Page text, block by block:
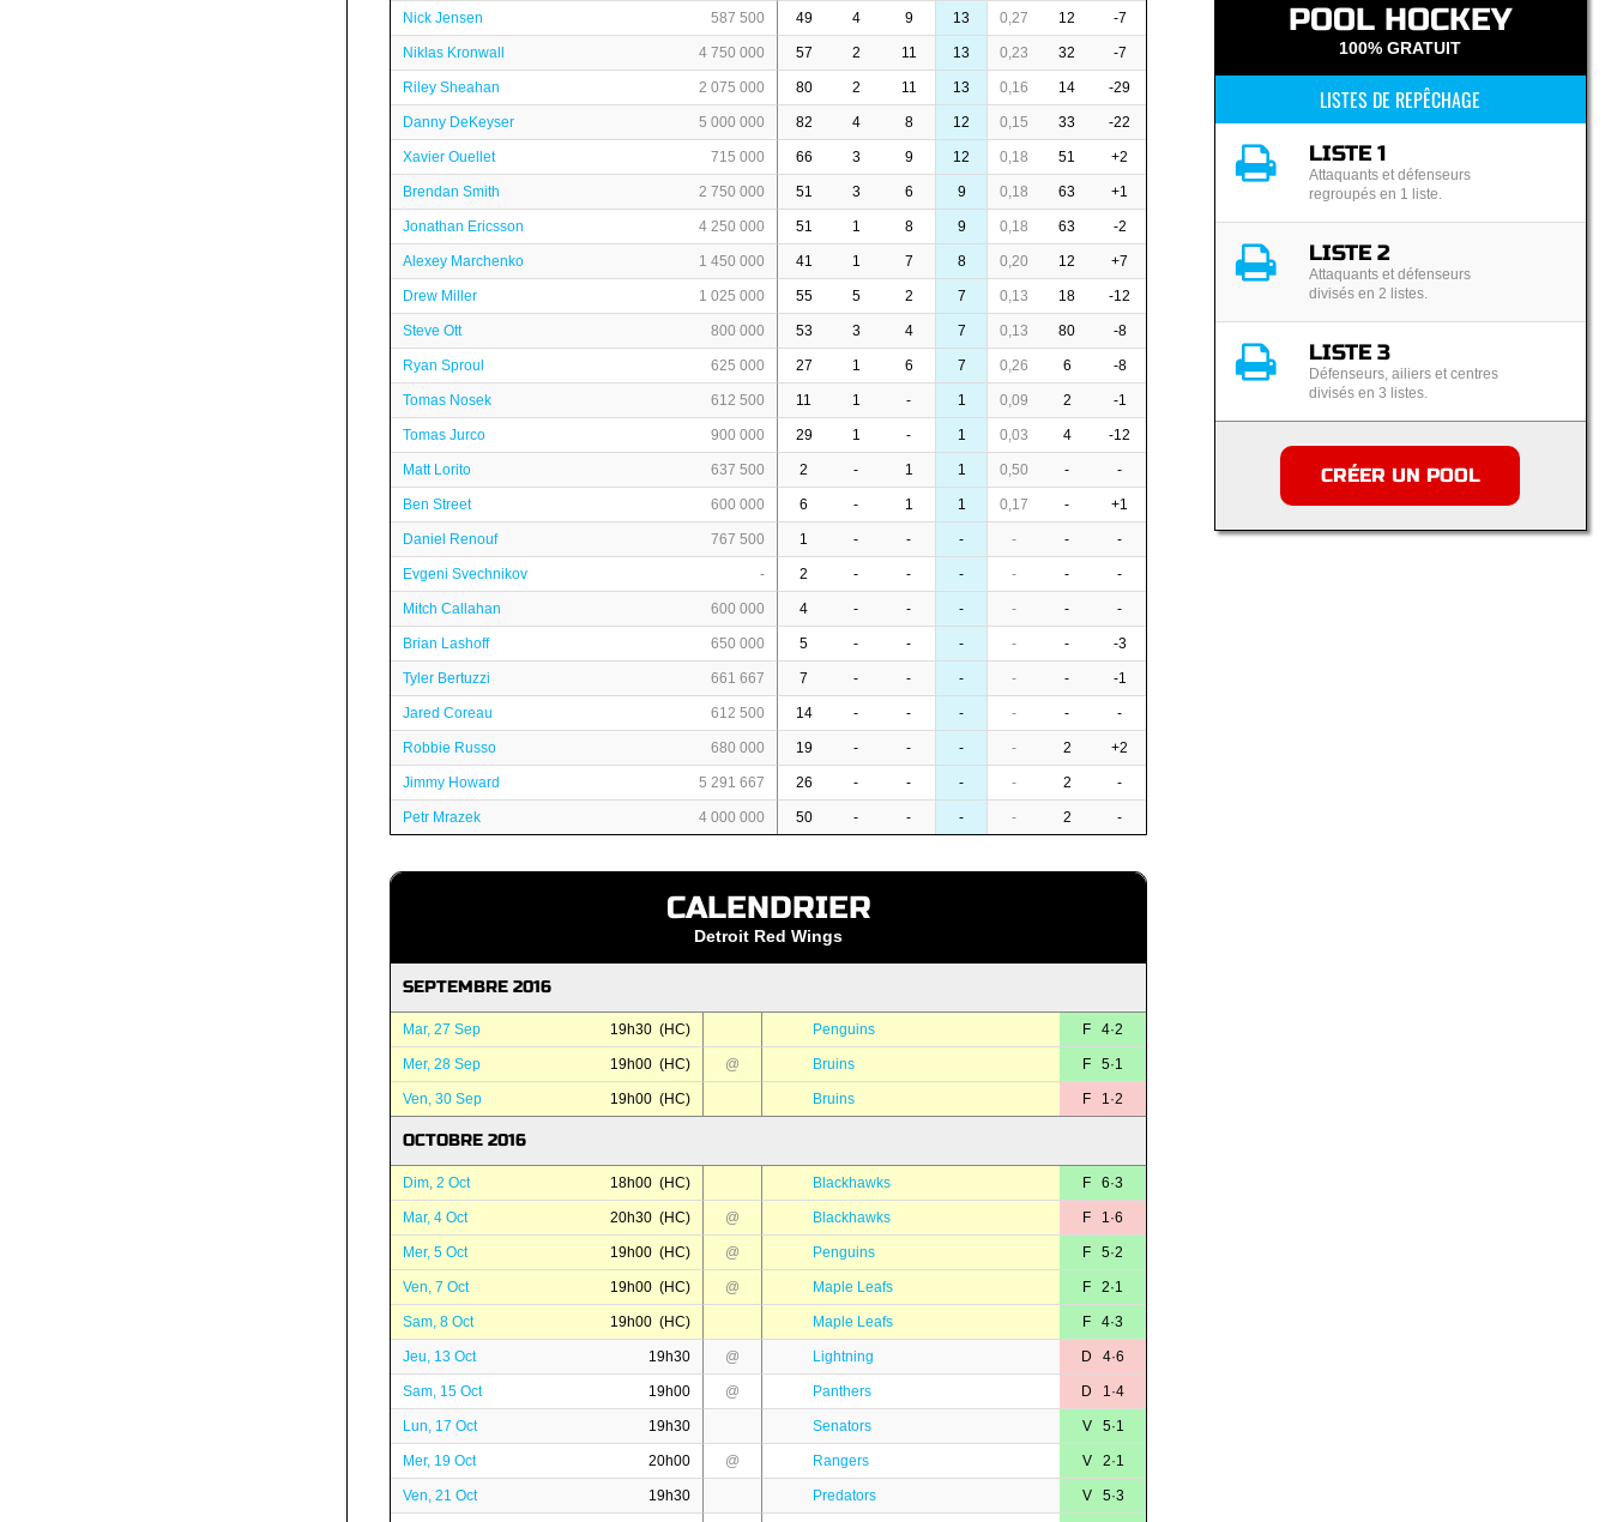
Nick Jensen 587 500 49 4 9 13 0,27 12 -7
Niklas Kronwall 4 750 000 57 2 11 13 0,23 32 -7
Riley Sheahan 2 075 000 80 2 11 13 0,16 14 -29
Danny DeKeyser 5 000 000 82 4 8 12 0,15 33 -22
Xavier Ouellet 715 000 66 3 9 12 0,18 51 +2
Brendan Smith 2 750 000 51 3 6 9 0,18 63 +1
Jonathan Ericsson 4 250 000 51 1 8 9 0,18 63 -2
Alexey Marchenko 1 450 000 41 1 7 8 0,20 12 +7
Drew Miller 1 025 000 55 5 2 7 0,13 18 -12
Steve Ott 800 000 53 3 4 7 0,13 80 -8
Ryan Sproul 625 000 27 1 6 7 0,26 6 -8
Tomas Nosek 612 500 11 1 - 1 0,09 2 -1
Tomas Jurco 900 000 29 1 - 1 0,03 4 -12
Matt Lorito 637 500 2 - 1 1 0,50 - -
Ben Street 600 000 6 - 1 1 0,17 - +1
Daniel Renouf 767 500 1 - - - - - -
Evgeni Svechnikov - 2 - - - - - -
Mitch Callahan 600 000 4 - - - - - -
Brian Lashoff 650 000 5 - - - - - -3
Tyler Bertuzzi 661 667 7 - - - - - -1
Jared Coreau 612 500 14 - - - - - -
Robbie Russo 680 000 19 - - - - 2 +2
Jimmy Howard 5 291 667 26 - - - - 2 -
Petr Mrazek 4 000 000 50 - - - - 2 -
CALENDRIER
Detroit Red Wings
SEPTEMBRE 2016
Mar, 27 Sep 19h30 (HC) Penguins F 4·2
Mer, 28 Sep 19h00 (HC) @ Bruins F 5·1
Ven, 30 Sep 19h00 (HC) Bruins F 1·2
OCTOBRE 2016
Dim, 2 Oct 18h00 (HC) Blackhawks F 6·3
Mar, 4 Oct 20h30 (HC) @ Blackhawks F 1·6
Mer, 5 Oct 19h00 (HC) @ Penguins F 5·2
Ven, 7 Oct 19h00 (HC) @ Maple Leafs F 2·1
Sam, 8 Oct 19h00 (HC) Maple Leafs F 4·3
Jeu, 13 Oct 19h30 @ Lightning D 4·6
Sam, 15 Oct 19h00 @ Panthers D 1·4
Lun, 17 Oct 19h30 Senators V 5·1
Mer, 19 Oct 20h00 @ Rangers V 2·1
Ven, 21 Oct 19h30 Predators V 5·3
POOL HOCKEY
100% GRATUIT
LISTES DE REPÊCHAGE
LISTE 1
Attaquants et défenseurs
regroupés en 1 liste.
LISTE 2
Attaquants et défenseurs
divisés en 2 listes.
LISTE 3
Défenseurs, ailiers et centres
divisés en 3 listes.
CRÉER UN POOL